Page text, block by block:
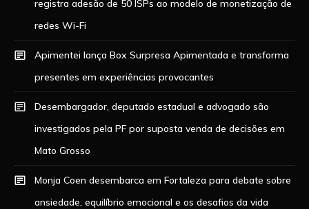
registra adesão de 50 ISPs ao modelo de monetização de
redes Wi-Fi
Apimentei lança Box Surpresa Apimentada e transforma
presentes em experiências provocantes
Desembargador, deputado estadual e advogado são
investigados pela PF por suposta venda de decisões em
Mato Grosso
Monja Coen desembarca em Fortaleza para debate sobre
ansiedade, equilíbrio emocional e os desafios da vida